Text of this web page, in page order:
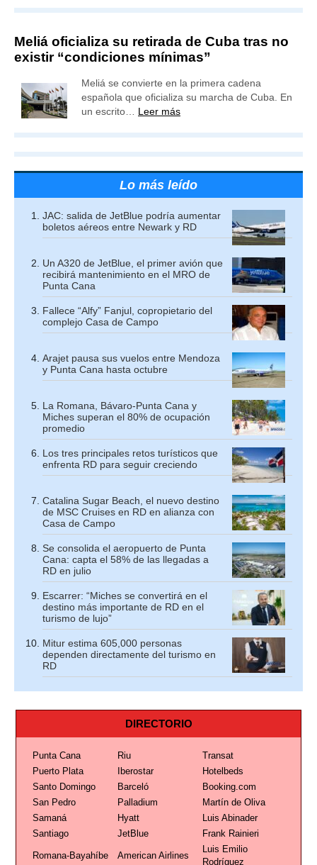
Meliá oficializa su retirada de Cuba tras no
existir “condiciones mínimas”
Meliá se convierte en la primera cadena
española que oficializa su marcha de Cuba. En
un escrito… Leer más
Lo más leído
JAC: salida de JetBlue podría aumentar
boletos aéreos entre Newark y RD
Un A320 de JetBlue, el primer avión que
recibirá mantenimiento en el MRO de
Punta Cana
Fallece “Alfy” Fanjul, copropietario del
complejo Casa de Campo
Arajet pausa sus vuelos entre Mendoza
y Punta Cana hasta octubre
La Romana, Bávaro-Punta Cana y
Miches superan el 80% de ocupación
promedio
Los tres principales retos turísticos que
enfrenta RD para seguir creciendo
Catalina Sugar Beach, el nuevo destino
de MSC Cruises en RD en alianza con
Casa de Campo
Se consolida el aeropuerto de Punta
Cana: capta el 58% de las llegadas a
RD en julio
Escarrer: “Miches se convertirá en el
destino más importante de RD en el
turismo de lujo”
Mitur estima 605,000 personas
dependen directamente del turismo en
RD
DIRECTORIO
Punta Cana Riu
Transat
Puerto Plata
Iberostar
Hotelbeds
Santo Domingo
Barceló
Booking.com
San Pedro
Palladium
Martín de Oliva
Samaná
Hyatt
Luis Abinader
Santiago
JetBlue Frank Rainieri
Romana-Bayahíbe American Airlines
Luis Emilio
Rodríguez